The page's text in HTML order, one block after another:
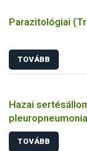
Parazitológiai
TOVÁBB
Hazai
TOVÁBB